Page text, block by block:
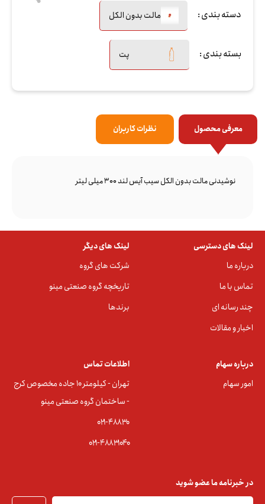
دسته بندی : مالت بدون الکل
بسته بندی : پت
معرفی محصول نظرات کاربران
نوشیدنی مالت بدون الکل سیب آیس لند 300 میلی لیتر
لینک های دسترسی
درباره ما
تماس با ما
چند رسانه ای
اخبار و مقالات
لینک های دیگر
شرکت های گروه
تاریخچه گروه صنعتی مینو
برندها
درباره سهام
امور سهام
اطلاعات تماس
تهران - کیلومتر ۱۰ جاده مخصوص کرج
- ساختمان گروه صنعتی مینو
۰۲۱-۴۸۸۳0
۰۲۱-۴۸۸۳۱۰۴۰
در خبرنامه ما عضو شوید